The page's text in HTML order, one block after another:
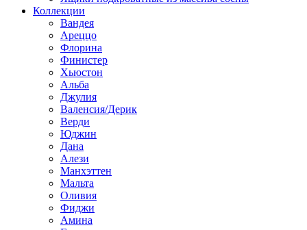
Коллекции
Вандея
Ареццо
Флорина
Финистер
Хьюстон
Альба
Джулия
Валенсия/Дерик
Верди
Юджин
Дана
Алези
Манхэттен
Мальта
Оливия
Фиджи
Амина